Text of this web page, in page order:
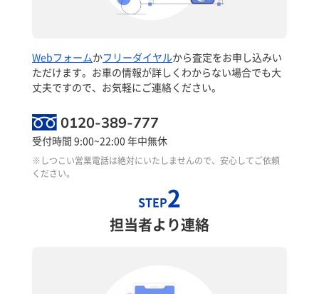
Webフォームかフリーダイヤルから査定をお申し込みい
ただけます。お車の情報が詳しくわからない場合でも大
丈夫ですので、お気軽にご連絡ください。
0120-389-777
受付時間 9:00~22:00 年中無休
※しつこい営業電話は絶対にいたしませんので、安心してご依頼
ください。
STEP2
担当者より連絡